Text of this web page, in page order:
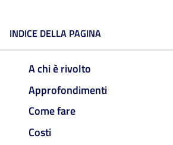
INDICE DELLA PAGINA
A chi è rivolto
Approfondimenti
Come fare
Costi